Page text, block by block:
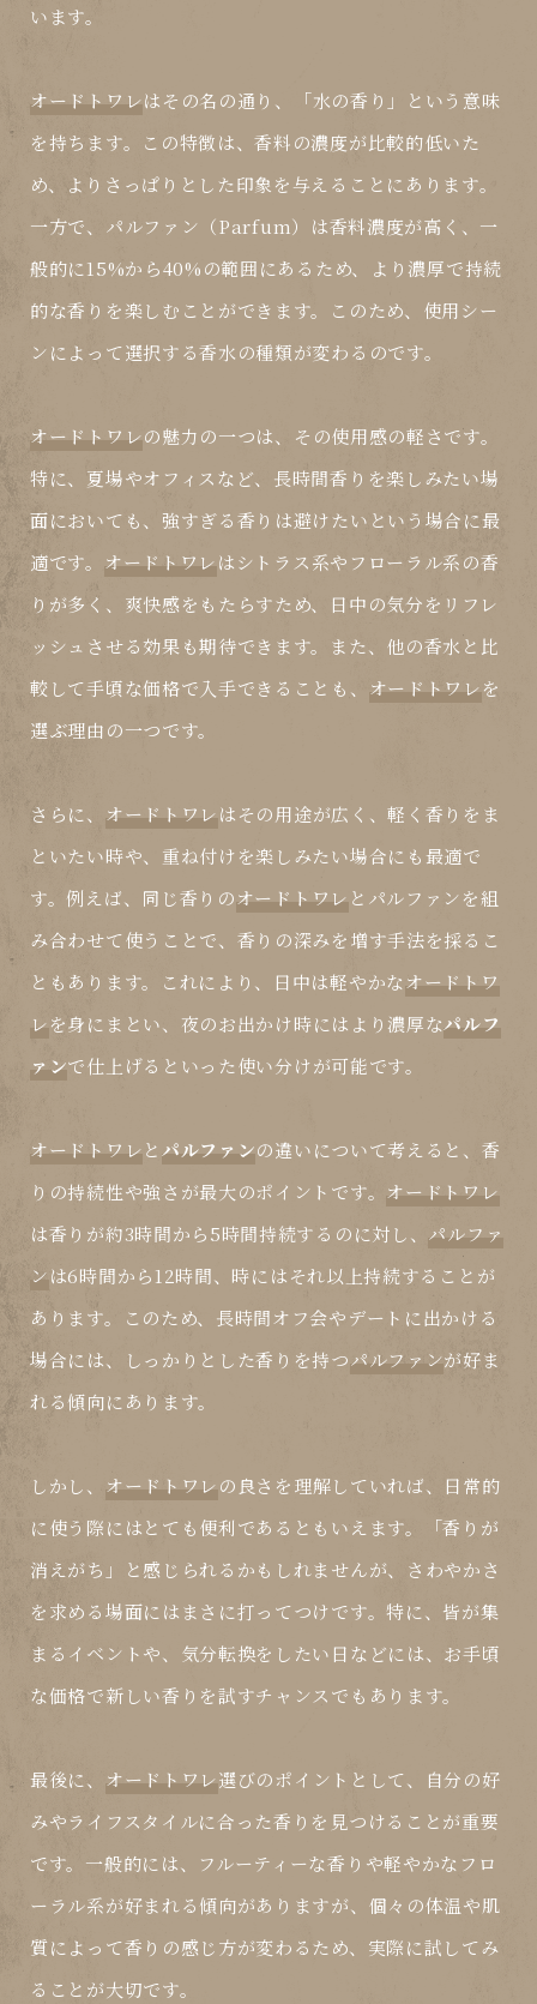
います。
オードトワレはその名の通り、「水の香り」という意味
を持ちます。この特徴は、香料の濃度が比較的低いた
め、よりさっぱりとした印象を与えることにあります。
一方で、 パルファン （Parfum）は香料濃度が高く、一
般的に15%から40%の範囲にあるため、より濃厚で持続
的な香りを楽しむことができます。このため、使用シー
ンによって選択する香水の種類が変わるのです。
オードトワレの魅力の一つは、その使用感の軽さです。
特に、夏場やオフィスなど、長時間香りを楽しみたい場
面においても、強すぎる香りは避けたいという場合に最
適です。 オードトワレはシトラス系やフローラル系の香
りが多く、爽快感をもたらすため、日中の気分をリフレ
ッシュさせる効果も期待できます。また、他の香水と比
較して手頃な価格で入手できることも、 オードトワレを
選ぶ理由の一つです。
さらに、 オードトワレはその用途が広く、軽く香りをま
といたい時や、重ね付けを楽しみたい場合にも最適で
す。例えば、同じ香りのオードトワレ と パルファンを組
み合わせて使うことで、香りの深みを増す手法を採るこ
ともあります。これにより、日中は軽やかなオードトワ
レを身にまとい、夜のお出かけ時にはより濃厚なパルフ
ァンで仕上げるといった使い分けが可能です。
オードトワレとパルファンの違いについて考えると、香
りの持続性や強さが最大のポイントです。 オードトワレ
は香りが約3時間から5時間持続するのに対し、 パルファ
ンは6時間から12時間、時にはそれ以上持続することが
あります。このため、長時間オフ会やデートに出かける
場合には、しっかりとした香りを持つパルファンが好ま
れる傾向にあります。
しかし、 オードトワレの良さを理解していれば、日常的
に使う際にはとても便利であるともいえます。「香りが
消えがち」と感じられるかもしれませんが、さわやかさ
を求める場面にはまさに打ってつけです。特に、皆が集
まるイベントや、気分転換をしたい日などには、お手頃
な価格で新しい香りを試すチャンスでもあります。
最後に、 オードトワレ選びのポイントとして、自分の好
みやライフスタイルに合った香りを見つけることが重要
です。一般的には、フルーティーな香りや軽やかなフロ
ーラル系が好まれる傾向がありますが、個々の体温や肌
質によって香りの感じ方が変わるため、実際に試してみ
ることが大切です。